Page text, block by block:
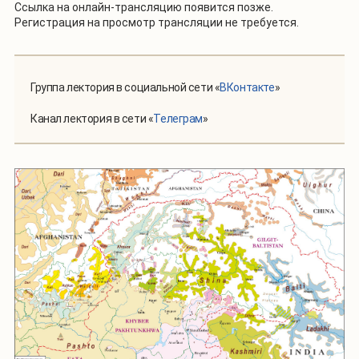
Ссылка на онлайн-трансляцию появится позже.
Регистрация на просмотр трансляции не требуется.
Группа лектория в социальной сети «ВКонтакте»
Канал лектория в сети «Телеграм»